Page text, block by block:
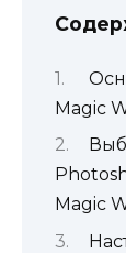
Magic
Magic